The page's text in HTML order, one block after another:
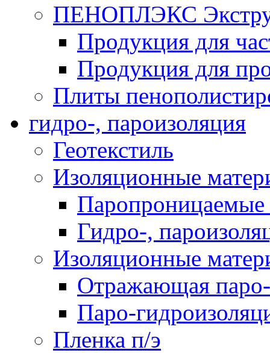
ПЕНОПЛЭКС
Продукция для
Продукция для
Плиты
гидро-, пароизоляция
Геотекстиль
Изоляционные
Гидро-,
Изоляционные
Отражающая
Паро-
Пленка п/э